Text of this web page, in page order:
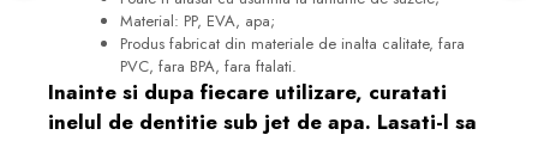
Material: PP, EVA, apa;
Produs fabricat din materiale de inalta calitate, fara
PVC, fara BPA, fara ftalati.
Inainte si dupa fiecare utilizare, curatati
inelul de dentitie sub jet de apa. Lasati-l sa